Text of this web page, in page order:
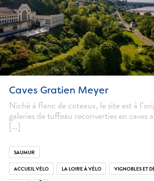
Caves Gratien Meyer
Niché à flanc de coteaux, le site est à
galeries de tuffeau reconverties en caves
[…]
SAUMUR
ACCUEIL VÉLO LA LOIRE À VÉLO VIGNOBLES ET